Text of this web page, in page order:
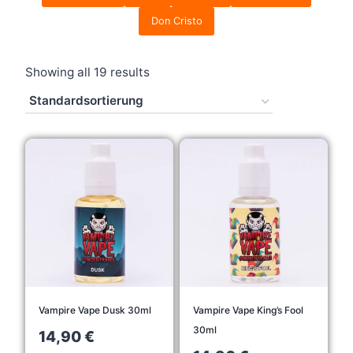
Don Cristo
Showing all 19 results
Vampire Vape Dusk 30ml
14,90€
Vampire Vape King’s Fool
30ml